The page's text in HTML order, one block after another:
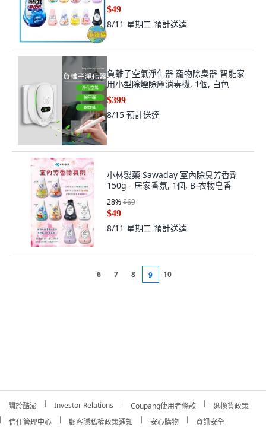
$49
8/11 星期二 預計送達
負離子空氣淨化器 寵物除臭器 智能家
用小型除煙除塵消毒機, 1個, 白色
$399
8/15 預計送達
小林製藥 Sawaday 室內除臭芳香劑
150g - 居家香氛, 1個, B-衣物皂香
28%$69
$49
8/11 星期二 預計送達
6 7 8 9 10
關於酷澎 Investor Relations Coupang使用者條款
退換貨政策
信任管理中心
顧客隱私權政策通知 安心購物 資訊安全